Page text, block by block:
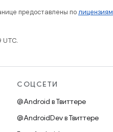
предоставлены полицензиям
СОЦСЕТИ
@Android в Твиттере
@AndroidDev в Твиттере